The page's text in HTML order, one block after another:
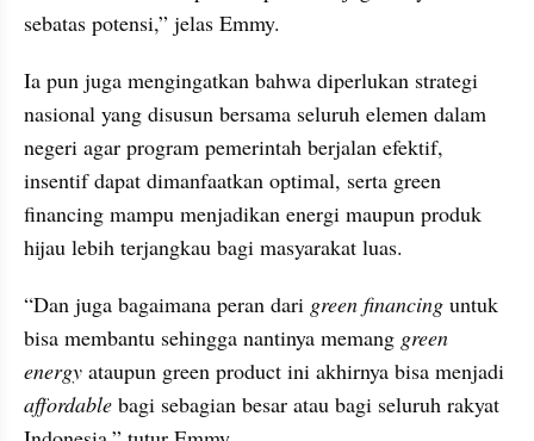
sebatas potensi,” jelas Emmy.
Ia pun juga mengingatkan bahwa diperlukan strategi
nasional yang disusun bersama seluruh elemen dalam
negeri agar program pemerintah berjalan efektif,
insentif dapat dimanfaatkan optimal, serta green
financing mampu menjadikan energi maupun produk
hijau lebih terjangkau bagi masyarakat luas.
“Dan juga bagaimana peran dari green financing untuk
bisa membantu sehingga nantinya memang green
energy
affordable bagi sebagian besar atau bagi seluruh rakyat